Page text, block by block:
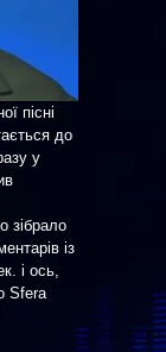
пісні
до
у
зібрало
із
і ось,
Sfera